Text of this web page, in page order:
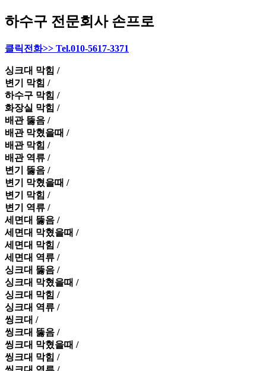
하수구 전문회사 손프로
클릭전화>> Tel.010-5617-3371
싱크대 막힘 /
변기 막힘 /
하수구 막힘 /
화장실 막힘 /
배관 뚫음 /
배관 막혔을때 /
배관 막힘 /
배관 역류 /
변기 뚫음 /
변기 막혔을때 /
변기 막힘 /
변기 역류 /
세면대 뚫음 /
세면대 막혔을때 /
세면대 막힘 /
세면대 역류 /
싱크대 뚫음 /
싱크대 막혔을때 /
싱크대 막힘 /
싱크대 역류 /
씽크대 /
씽크대 뚫음 /
씽크대 막혔을때 /
씽크대 막힘 /